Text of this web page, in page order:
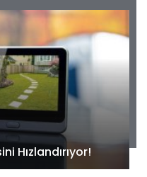
Hızlandırıyor!